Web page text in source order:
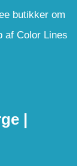
butikker om
af Color Lines
|